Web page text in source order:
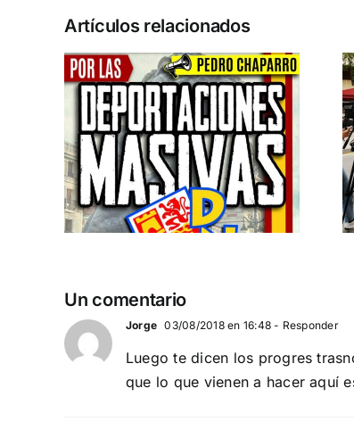
Artículos relacionados
Acto en Barcelona:
España y Serbia
contra el
separatismo
globalista
11 DE SEPTIEMBRE: DN EN BARCELONA
Un comentario
Jorge 03/08/2018 en 16:48 - Responder
Luego te dicen los progres
que lo que vienen a hacer aquí